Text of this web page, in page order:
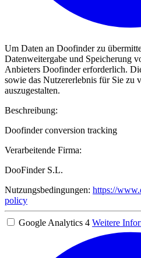
Um Daten an Doofinder zu
Datenweitergabe und Speicherung
Anbieters Doofinder erforderlich.
sowie das Nutzererlebnis für Sie zu
auszugestalten.
Beschreibung:
Doofinder conversion tracking
Verarbeitende Firma:
DooFinder S.L.
Nutzungsbedingungen: https://
policy
Google Analytics 4 Weitere